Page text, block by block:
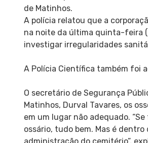
de Matinhos.
A polícia relatou que a
na noite da última quinta-feira
investigar irregularidades
A Polícia Científica também foi
O secretário de Segurança
Matinhos, Durval Tavares, os
em um lugar não adequado. “Se
ossário, tudo bem. Mas é dentro